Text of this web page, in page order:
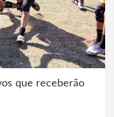
que receberão